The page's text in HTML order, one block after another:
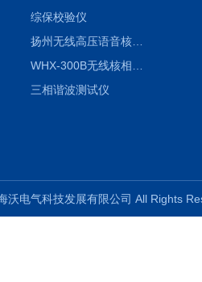
综保校验仪
扬州无线高压语音核相仪
三相谐波测试仪
沃电气科技发展有限公司 All